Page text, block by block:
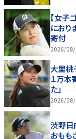
【女子
におり
寄付
2026/
大里桃
１万本
た」
2026/
渋野日
おもも